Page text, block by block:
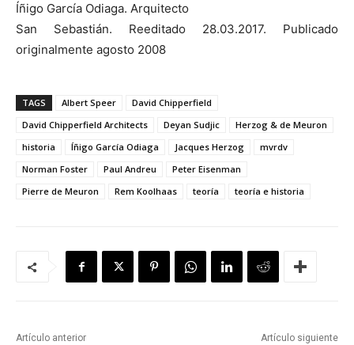
Íñigo García Odiaga. Arquitecto
San Sebastián. Reeditado 28.03.2017. Publicado
originalmente agosto 2008
TAGS Albert Speer
David Chipperfield
David Chipperfield Architects
Deyan Sudjic
Herzog & de Meuron
historia
Íñigo García Odiaga Jacques Herzog
mvrdv
Norman Foster
Paul Andreu
Peter Eisenman
Pierre de Meuron
Rem Koolhaas teoría teoría e historia
Artículo anterior Artículo siguiente